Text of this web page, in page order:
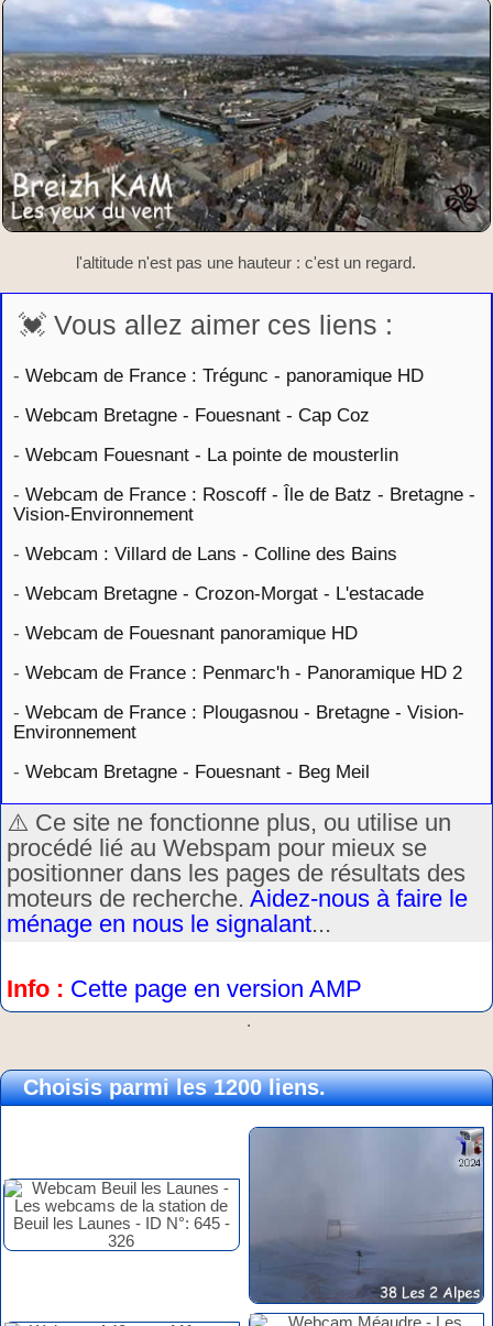
l'altitude n'est pas une hauteur : c'est un regard.
💓 Vous allez aimer ces liens :
- Webcam de France : Trégunc - panoramique HD
- Webcam Bretagne - Fouesnant - Cap Coz
- Webcam Fouesnant - La pointe de mousterlin
- Webcam de France : Roscoff - Île de Batz - Bretagne -
Vision-Environnement
- Webcam : Villard de Lans - Colline des Bains
- Webcam Bretagne - Crozon-Morgat - L'estacade
- Webcam de Fouesnant panoramique HD
- Webcam de France : Penmarc'h - Panoramique HD 2
- Webcam de France : Plougasnou - Bretagne - Vision-
Environnement
- Webcam Bretagne - Fouesnant - Beg Meil
⚠️ Ce site ne fonctionne plus, ou utilise un
procédé lié au Webspam pour mieux se
positionner dans les pages de résultats des
moteurs de recherche. Aidez-nous à faire le
ménage en nous le signalant...
Info : Cette page en version AMP
.
Choisis parmi les 1200 liens.